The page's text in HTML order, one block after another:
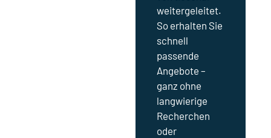
weitergeleitet.
So erhalten Sie
schnell
passende
Angebote –
ganz ohne
langwierige
Recherchen
oder